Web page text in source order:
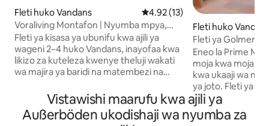
Fleti huko Vandans Ukadiriaji wa wastani wa 4.92
4.92 (13)
Voraliving Montafon | Nyumba mpya,
Gereji, Ski na Mazingira ya Asili
Fleti ya kisasa ya ubunifu kwa ajili ya
wageni 2–4 huko Vandans, inayofaa kwa
likizo za kuteleza kwenye theluji wakati
wa majira ya baridi na matembezi na
joto katika bonde la Montafon. → Roshani
yenye mandhari ya msitu na mlima →
Jengo jipya lenye ubunifu maridadi wa
Fleti huko
Fleti ya
Eneo la Prime
moja kwa moja
kwa ukaaji wa
ya joto. Fleti ya
vifaa kamili,
malipo na
lenye sauna, kiti
Vistawishi maarufu kwa ajili ya
Außerböden ukodishaji wa nyumba za